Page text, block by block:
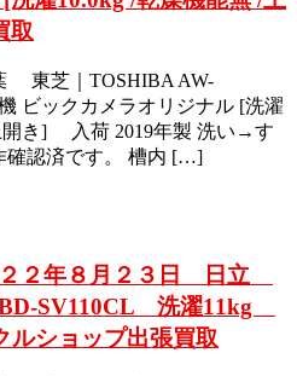
取
東芝｜TOSHIBA AW-
ビックカメラオリジナル [洗濯
開き] 入荷 2019年製 洗い→す
認済です。 槽内 […]
２２年８月２３日 日立
SV110CL 洗濯11kg
ショップ出張買取